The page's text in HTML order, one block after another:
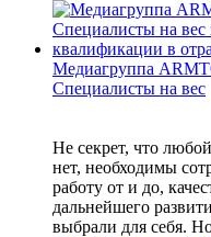
Медиагруппа
Специалисты на вес
Не секрет, что
нет, необходимы
работу от и до,
дальнейшего
выбрали для себя.